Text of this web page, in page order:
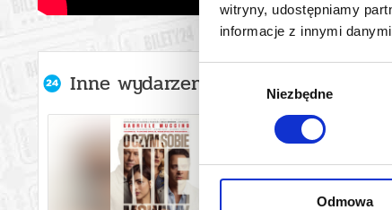
witryny, udostępniamy
informacje z innymi
Niezbędne
Odmowa
Inne wydarzenia organizatora